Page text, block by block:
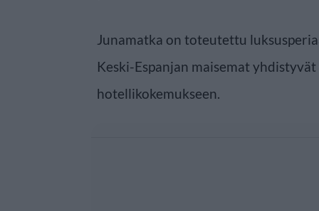
Junamatka on toteutettu
Keski-Espanjan maisemat
hotellikokemukseen.